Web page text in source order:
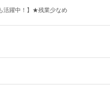
活躍中！】★残業少なめ